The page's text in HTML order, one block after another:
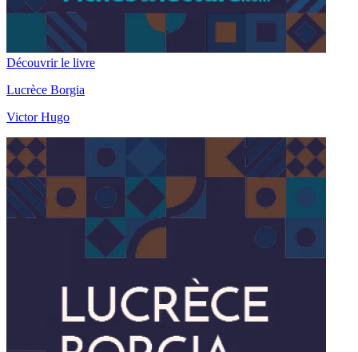
Découvrir le livre
Lucrèce Borgia
Victor Hugo